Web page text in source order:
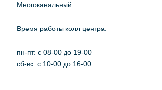
Многоканальный
Время работы колл центра:
пн-пт: c 08-00 до 19-00
сб-вс: с 10-00 до 16-00